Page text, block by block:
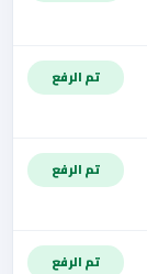
تم الرفع
تم الرفع
تم الرفع